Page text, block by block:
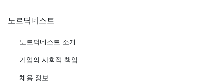
노르딕네스트
노르딕네스트 소개
기업의 사회적 책임
채용 정보